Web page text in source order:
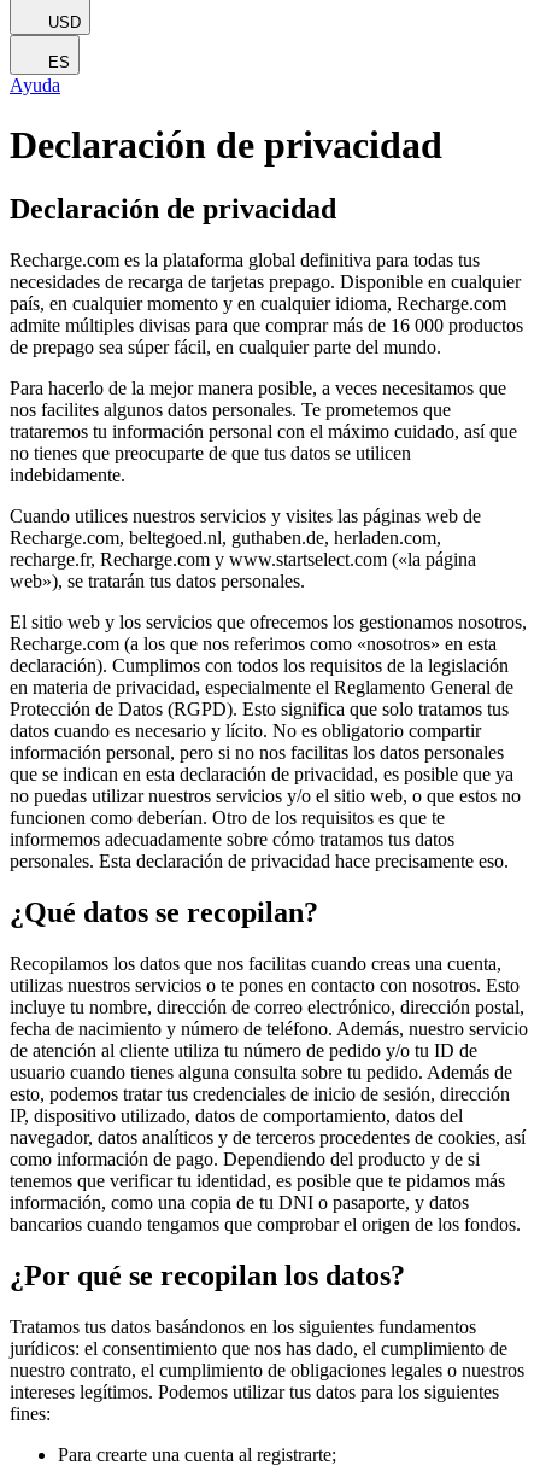
USD
ES
Ayuda
Declaración de privacidad
Declaración de privacidad
Recharge.com es la plataforma global definitiva para todas tus
necesidades de recarga de tarjetas prepago. Disponible en cualquier
país, en cualquier momento y en cualquier idioma, Recharge.com
admite múltiples divisas para que comprar más de 16 000 productos
de prepago sea súper fácil, en cualquier parte del mundo.
Para hacerlo de la mejor manera posible, a veces necesitamos que
nos facilites algunos datos personales. Te prometemos que
trataremos tu información personal con el máximo cuidado, así que
no tienes que preocuparte de que tus datos se utilicen
indebidamente.
Cuando utilices nuestros servicios y visites las páginas web de
Recharge.com, beltegoed.nl, guthaben.de, herladen.com,
recharge.fr, Recharge.com y www.startselect.com («la página
web»), se tratarán tus datos personales.
El sitio web y los servicios que ofrecemos los gestionamos nosotros,
Recharge.com (a los que nos referimos como «nosotros» en esta
declaración). Cumplimos con todos los requisitos de la legislación
en materia de privacidad, especialmente el Reglamento General de
Protección de Datos (RGPD). Esto significa que solo tratamos tus
datos cuando es necesario y lícito. No es obligatorio compartir
información personal, pero si no nos facilitas los datos personales
que se indican en esta declaración de privacidad, es posible que ya
no puedas utilizar nuestros servicios y/o el sitio web, o que estos no
funcionen como deberían. Otro de los requisitos es que te
informemos adecuadamente sobre cómo tratamos tus datos
personales. Esta declaración de privacidad hace precisamente eso.
¿Qué datos se recopilan?
Recopilamos los datos que nos facilitas cuando creas una cuenta,
utilizas nuestros servicios o te pones en contacto con nosotros. Esto
incluye tu nombre, dirección de correo electrónico, dirección postal,
fecha de nacimiento y número de teléfono. Además, nuestro servicio
de atención al cliente utiliza tu número de pedido y/o tu ID de
usuario cuando tienes alguna consulta sobre tu pedido. Además de
esto, podemos tratar tus credenciales de inicio de sesión, dirección
IP, dispositivo utilizado, datos de comportamiento, datos del
navegador, datos analíticos y de terceros procedentes de cookies, así
como información de pago. Dependiendo del producto y de si
tenemos que verificar tu identidad, es posible que te pidamos más
información, como una copia de tu DNI o pasaporte, y datos
bancarios cuando tengamos que comprobar el origen de los fondos.
¿Por qué se recopilan los datos?
Tratamos tus datos basándonos en los siguientes fundamentos
jurídicos: el consentimiento que nos has dado, el cumplimiento de
nuestro contrato, el cumplimiento de obligaciones legales o nuestros
intereses legítimos. Podemos utilizar tus datos para los siguientes
fines:
Para crearte una cuenta al registrarte;